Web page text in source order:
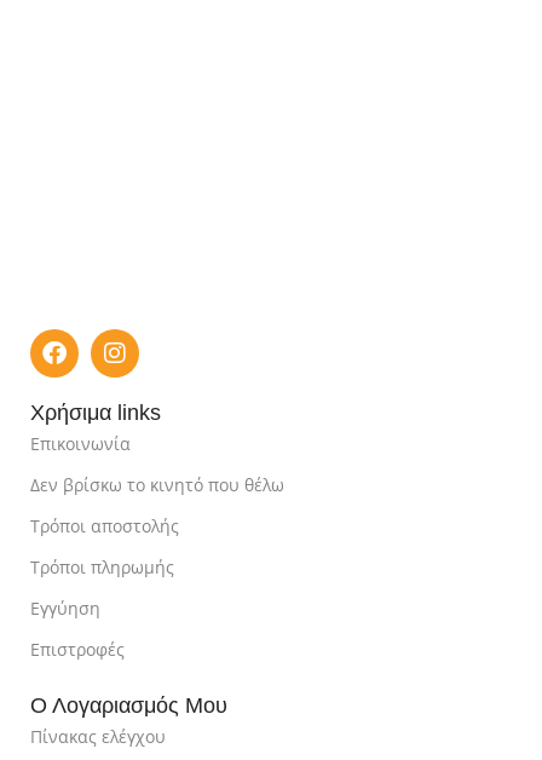
Χρήσιμα links
Επικοινωνία
Δεν βρίσκω το κινητό που θέλω
Τρόποι αποστολής
Τρόποι πληρωμής
Εγγύηση
Επιστροφές
Ο Λογαριασμός Μου
Πίνακας ελέγχου